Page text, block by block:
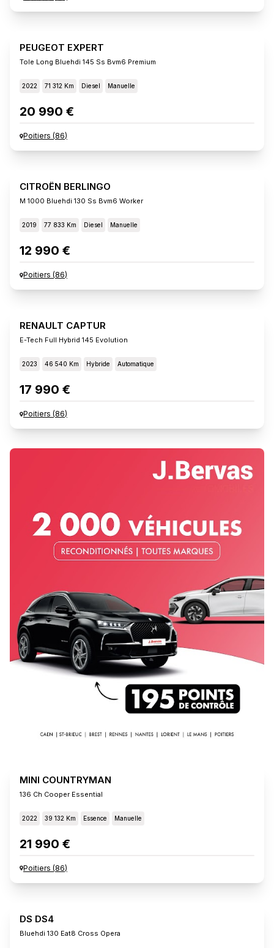
PEUGEOT EXPERT
Tole Long Bluehdi 145 Ss Bvm6 Premium
2022 71 312 Km Diesel Manuelle
20 990 €
Poitiers (86)
CITROËN BERLINGO
M 1000 Bluehdi 130 Ss Bvm6 Worker
2019 77 833 Km Diesel Manuelle
12 990 €
Poitiers (86)
RENAULT CAPTUR
E-Tech Full Hybrid 145 Evolution
2023 46 540 Km Hybride Automatique
17 990 €
Poitiers (86)
MINI COUNTRYMAN
136 Ch Cooper Essential
2022 39 132 Km Essence Manuelle
21 990 €
Poitiers (86)
DS DS4
Bluehdi 130 Eat8 Cross Opera